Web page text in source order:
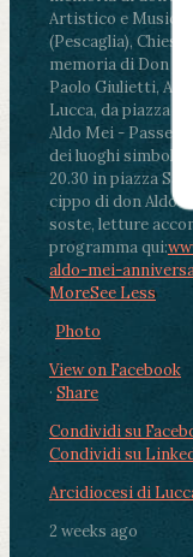
Artistico e Musicale
(Pescaglia),
memoria di Don
Paolo Giulietti,
Lucca, da piazza
Aldo Mei -
dei luoghi simbolo
20.30 in piazza
cippo di don Aldo
soste, letture
programma qui:
aldo-mei-
MoreSee Less
Photo
View on Facebook
· Share
Condividi su
Condividi su
Arcidiocesi di
2 weeks ago